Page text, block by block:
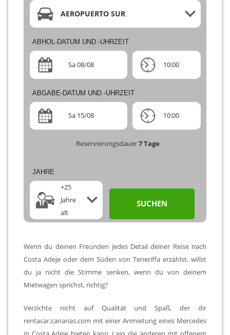
ABHOL-DATUM UND -UHRZEIT
Sa 08/08 10:00
Reservierungsdauer7Tage
AEROPUERTO SUR
ABGABE-DATUM UND -UHRZEIT
Sa 15/08 10:00
JAHRE
+25
Jahre
alt
SUCHEN
Wenn du deinen Freunden jedes Detail deiner Reise nach
Costa Adeje oder dem Süden von Teneriffa erzählst, willst
du ja nicht die Stimme senken, wenn du von deinem
Mietwagen sprichst, richtig?
Verzichte nicht auf Qualität und Spaß, der dir
rentacar.canarias.com mit einer Anmietung eines Mercedes